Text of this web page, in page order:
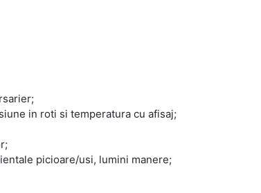
in roti si temperatura cu afisaj;
picioare/usi, lumini manere;